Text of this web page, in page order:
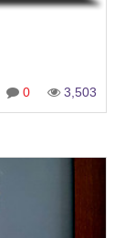
0 3,503